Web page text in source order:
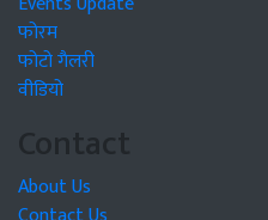
फोरम
फोटो गैलरी
वीडियो
Contact
About Us